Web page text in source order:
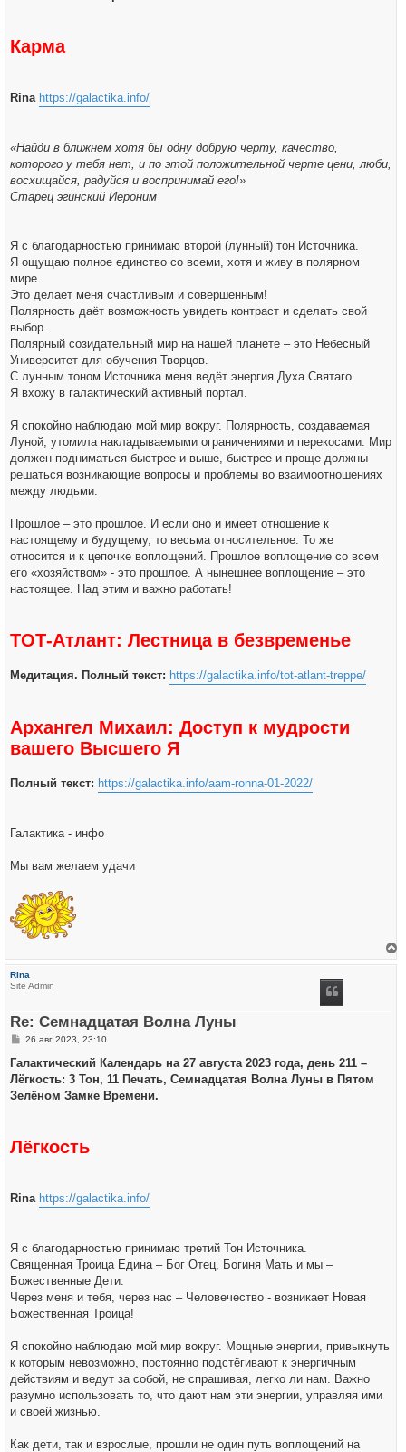
Карма
Rina https://galactika.info/
«Найди в ближнем хотя бы одну добрую черту, качество,
которого у тебя нет, и по этой положительной черте цени, люби,
восхищайся, радуйся и воспринимай его!»
Старец эгинский Иероним
Я с благодарностью принимаю второй (лунный) тон Источника.
Я ощущаю полное единство со всеми, хотя и живу в полярном
мире.
Это делает меня счастливым и совершенным!
Полярность даёт возможность увидеть контраст и сделать свой
выбор.
Полярный созидательный мир на нашей планете – это Небесный
Университет для обучения Творцов.
С лунным тоном Источника меня ведёт энергия Духа Святаго.
Я вхожу в галактический активный портал.
Я спокойно наблюдаю мой мир вокруг. Полярность, создаваемая
Луной, утомила накладываемыми ограничениями и перекосами. Мир
должен подниматься быстрее и выше, быстрее и проще должны
решаться возникающие вопросы и проблемы во взаимоотношениях
между людьми.
Прошлое – это прошлое. И если оно и имеет отношение к
настоящему и будущему, то весьма относительное. То же
относится и к цепочке воплощений. Прошлое воплощение со всем
его «хозяйством» - это прошлое. А нынешнее воплощение – это
настоящее. Над этим и важно работать!
ТОТ-Атлант: Лестница в безвременье
Медитация. Полный текст: https://galactika.info/tot-atlant-treppe/
Архангел Михаил: Доступ к мудрости
вашего Высшего Я
Полный текст: https://galactika.info/aam-ronna-01-2022/
Галактика - инфо
Мы вам желаем удачи
Rina
Site Admin
Re: Семнадцатая Волна Луны
С
о
щ
е
26 авг 2023, 23:10
Галактический Календарь на 27 августа 2023 года, день 211 –
Лёгкость: 3 Тон, 11 Печать, Семнадцатая Волна Луны в Пятом
Зелёном Замке Времени.
Лёгкость
Rina https://galactika.info/
Я с благодарностью принимаю третий Тон Источника.
Священная Троица Едина – Бог Отец, Богиня Мать и мы –
Божественные Дети.
Через меня и тебя, через нас – Человечество - возникает Новая
Божественная Троица!
Я спокойно наблюдаю мой мир вокруг. Мощные энергии, привыкнуть
к которым невозможно, постоянно подстёгивают к энергичным
действиям и ведут за собой, не спрашивая, легко ли нам. Важно
разумно использовать то, что дают нам эти энергии, управляя ими
и своей жизнью.
Как дети, так и взрослые, прошли не один путь воплощений на